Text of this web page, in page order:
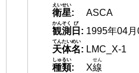
衛星
えいせい
:
ASCA
観測
かんそく
日
び
: 1995年04
天体名
てんたいめい
: LMC_X-1
種類
しゅるい
: X線
せん